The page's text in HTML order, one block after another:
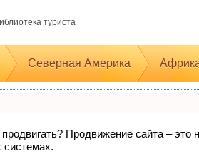
туриста
Северная Америка
Продвижение сайта –
системах.